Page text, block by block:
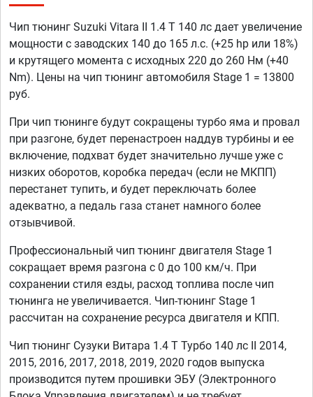
Чип тюнинг Suzuki Vitara II 1.4 T 140 лс дает увеличение
мощности с заводских 140 до 165 л.с. (+25 hp или 18%)
и крутящего момента с исходных 220 до 260 Нм (+40
Nm). Цены на чип тюнинг автомобиля Stage 1 = 13800
руб.
При чип тюнинге будут сокращены турбо яма и провал
при разгоне, будет перенастроен наддув турбины и ее
включение, подхват будет значительно лучше уже с
низких оборотов, коробка передач (если не МКПП)
перестанет тупить, и будет переключать более
адекватно, а педаль газа станет намного более
отзывчивой.
Профессиональный чип тюнинг двигателя Stage 1
сокращает время разгона с 0 до 100 км/ч. При
сохранении стиля езды, расход топлива после чип
тюнинга не увеличивается. Чип-тюнинг Stage 1
рассчитан на сохранение ресурса двигателя и КПП.
Чип тюнинг Сузуки Витара 1.4 T Турбо 140 лс II 2014,
2015, 2016, 2017, 2018, 2019, 2020 годов выпуска
производится путем прошивки ЭБУ (Электронного